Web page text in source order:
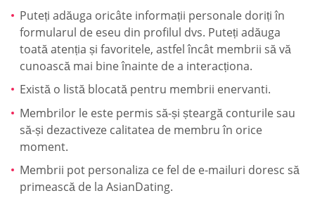
Puteți adăuga oricâte informații personale doriți în
formularul de eseu din profilul dvs. Puteți adăuga
toată atenția și favoritele, astfel încât membrii să vă
cunoască mai bine înainte de a interacționa.
Există o listă blocată pentru membrii enervanti.
Membrilor le este permis să-și șteargă conturile sau
să-și dezactiveze calitatea de membru în orice
moment.
Membrii pot personaliza ce fel de e-mailuri doresc să
primească de la AsianDating.